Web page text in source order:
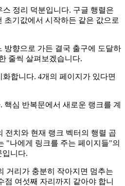
정리 덕분입니다. 구글 행렬은
초기값에서 시작하든 같은 값으로
방향으로 가든 결국 출구에 도달하
줄씩 살펴보겠습니다.
합니다. 4개의 페이지가 있다면
핵심 반복문에서 새로운 랭크를 계
전치와 현재 랭크 벡터의 행렬 곱
"나에게 링크를 주는 페이지들"의
입니다.
거리가 충분히 작아지면 멈추는
점 여섯째 자리까지 같아야 합니